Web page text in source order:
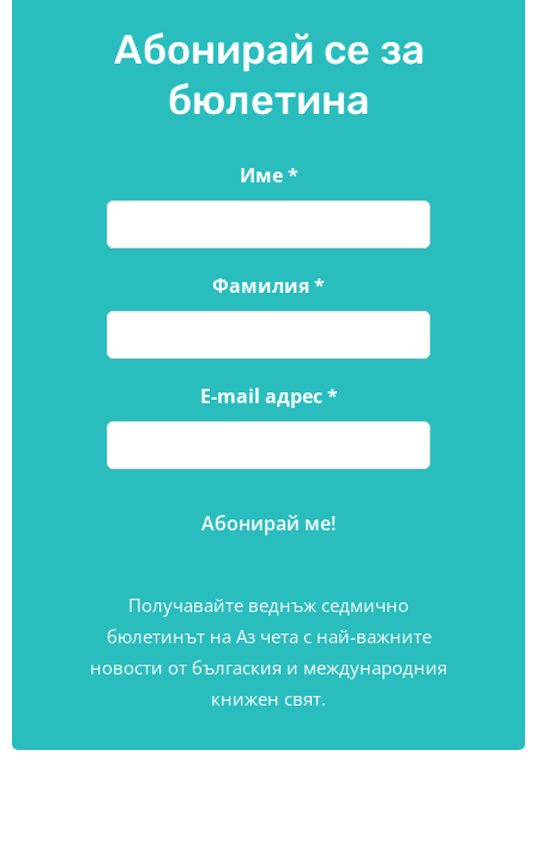
Абонирай се за
бюлетина
Име*
Фамилия*
E-mail адрес*
Получавайте веднъж седмично
бюлетинът на Аз чета с най-важните
новости от бългаския и международния
книжен свят.